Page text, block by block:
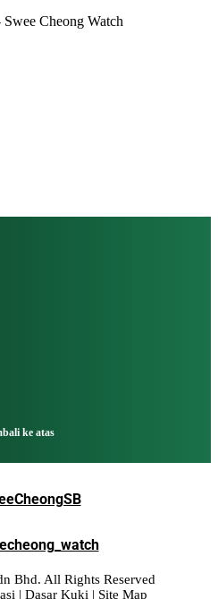
ke atas
Bhd. All Rights Reserved
| Dasar Kuki | Site Map